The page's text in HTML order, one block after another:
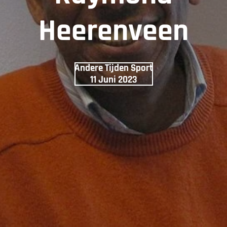
Heerenveen
Andere Tijden Sport
11 Juni 2023